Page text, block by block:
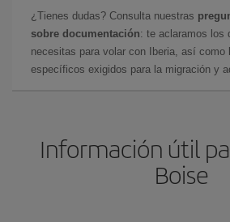
¿Tienes dudas? Consulta nuestras
sobre documentación: te aclaramos los
necesitas para volar con Iberia, así como
específicos exigidos para la migración y
Información útil
Boise